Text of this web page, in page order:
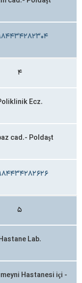
۴
Ecz.
cad.- Poldaşt
۵
Lab.
Hastanesi içi -